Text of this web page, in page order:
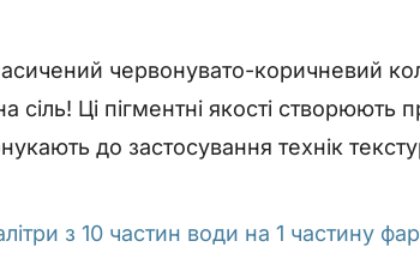
червонувато-коричневий
сіль! Ці пігментні якості створюють
до застосування технік
з 10 частин води на 1 частину